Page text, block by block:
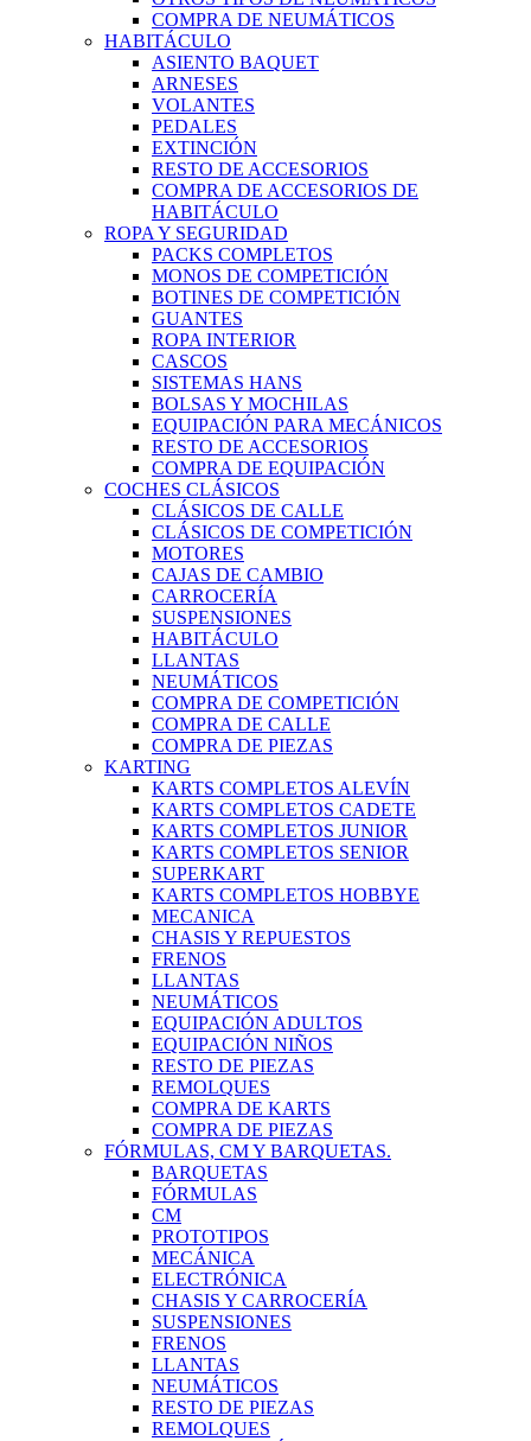
COMPRA DE NEUMÁTICOS
HABITÁCULO
ASIENTO BAQUET
ARNESES
VOLANTES
PEDALES
EXTINCIÓN
RESTO DE ACCESORIOS
COMPRA DE ACCESORIOS DE
HABITÁCULO
ROPA Y SEGURIDAD
PACKS COMPLETOS
MONOS DE COMPETICIÓN
BOTINES DE COMPETICIÓN
GUANTES
ROPA INTERIOR
CASCOS
SISTEMAS HANS
BOLSAS Y MOCHILAS
EQUIPACIÓN PARA MECÁNICOS
RESTO DE ACCESORIOS
COMPRA DE EQUIPACIÓN
COCHES CLÁSICOS
CLÁSICOS DE CALLE
CLÁSICOS DE COMPETICIÓN
MOTORES
CAJAS DE CAMBIO
CARROCERÍA
SUSPENSIONES
HABITÁCULO
LLANTAS
NEUMÁTICOS
COMPRA DE COMPETICIÓN
COMPRA DE CALLE
COMPRA DE PIEZAS
KARTING
KARTS COMPLETOS ALEVÍN
KARTS COMPLETOS CADETE
KARTS COMPLETOS JUNIOR
KARTS COMPLETOS SENIOR
SUPERKART
KARTS COMPLETOS HOBBYE
MECANICA
CHASIS Y REPUESTOS
FRENOS
LLANTAS
NEUMÁTICOS
EQUIPACIÓN ADULTOS
EQUIPACIÓN NIÑOS
RESTO DE PIEZAS
REMOLQUES
COMPRA DE KARTS
COMPRA DE PIEZAS
FÓRMULAS, CM Y BARQUETAS.
BARQUETAS
FÓRMULAS
CM
PROTOTIPOS
MECÁNICA
ELECTRÓNICA
CHASIS Y CARROCERÍA
SUSPENSIONES
FRENOS
LLANTAS
NEUMÁTICOS
RESTO DE PIEZAS
REMOLQUES